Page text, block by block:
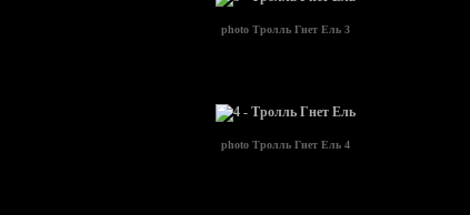
photo Тролль Гнет Ель 3
photo Тролль Гнет Ель 4